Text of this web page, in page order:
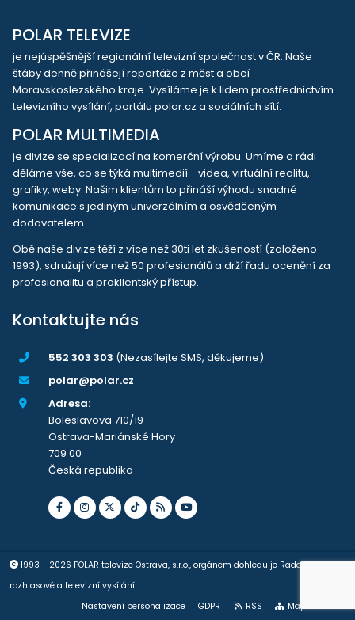
POLAR TELEVIZE
je nejúspěšnější regionální televizní společnost v ČR. Naše
štáby denně přinášejí reportáže z měst a obcí
Moravskoslezského kraje. Vysíláme je k lidem prostřednictvím
televizního vysílání, portálu polar.cz a sociálních sítí.
POLAR MULTIMEDIA
je divize se specializací na komerční výrobu. Umíme a rádi
děláme vše, co se týká multimedií - videa, virtuální realitu,
grafiky, weby. Našim klientům to přináší výhodu snadné
komunikace s jediným univerzálním a osvědčeným
dodavatelem.
Obě naše divize těží z více než 30ti let zkušeností (založeno
1993), sdružují více než 50 profesionálů a drží řadu ocenění za
profesionalitu a proklientský přístup.
Kontaktujte nás
552 303 303 (Nezasílejte SMS, děkujeme)
polar@polar.cz
Adresa:
Boleslavova 710/19
Ostrava-Mariánské Hory
709 00
Česká republika
1993 - 2026 POLAR televize Ostrava, s.r.o., orgánem dohledu je Rada pro
rozhlasové a televizní vysílání.
Nastavení personalizace
GDPR RSS Mapa stránek